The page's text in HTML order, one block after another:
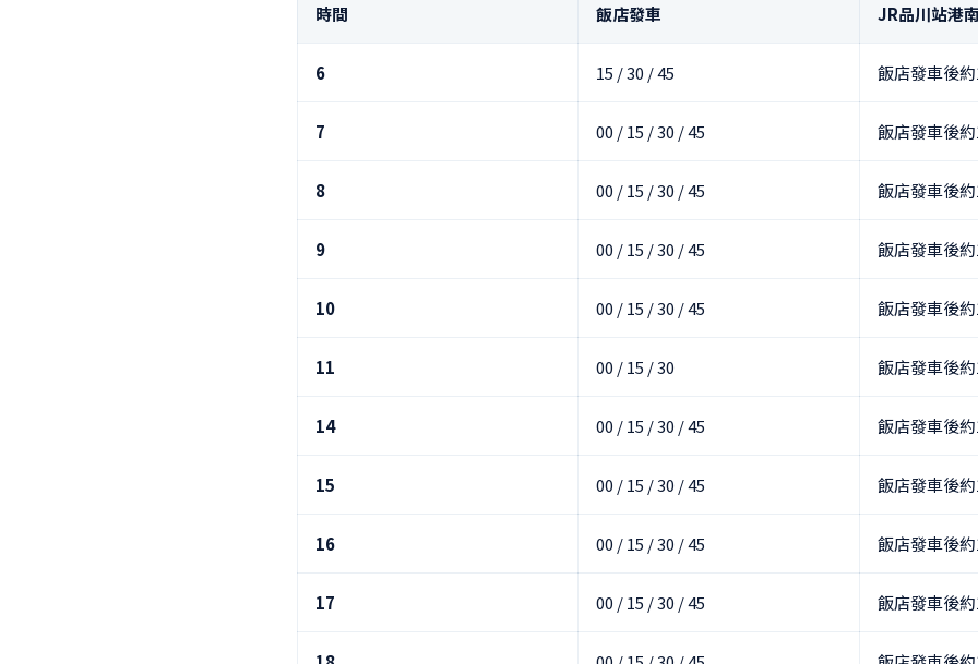
時間
飯店發車 JR品川站港
6 15 / 30 / 45 飯店發車後
7 00 / 15 / 30 / 45 飯店發車後
8 00 / 15 / 30 / 45 飯店發車後
9 00 / 15 / 30 / 45 飯店發車後
10 00 / 15 / 30 / 45 飯店發車後
11 00 / 15 / 30 飯店發車後
14 00 / 15 / 30 / 45 飯店發車後
15 00 / 15 / 30 / 45 飯店發車後
16 00 / 15 / 30 / 45 飯店發車後
17 00 / 15 / 30 / 45 飯店發車後